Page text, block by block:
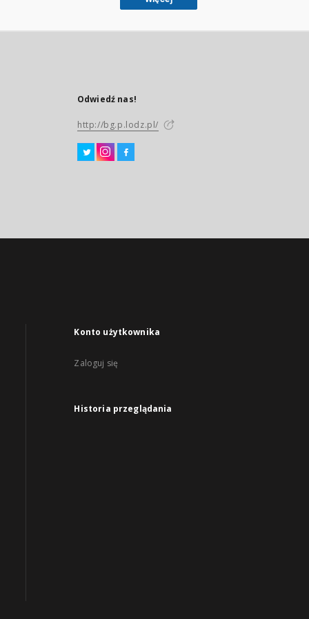
Odwiedź nas!
http://bg.p.lodz.pl/
Konto użytkownika
Zaloguj się
Historia przeglądania